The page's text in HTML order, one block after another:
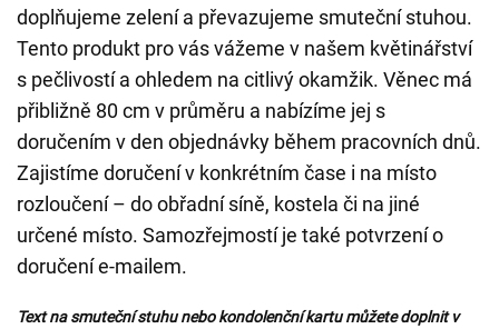
doplňujeme zelení a převazujeme smuteční stuhou.
Tento produkt pro vás vážeme v našem květinářství
s pečlivostí a ohledem na citlivý okamžik. Věnec má
přibližně 80 cm v průměru a nabízíme jej s
doručením v den objednávky během pracovních dnů.
Zajistíme doručení v konkrétním čase i na místo
rozloučení – do obřadní síně, kostela či na jiné
určené místo. Samozřejmostí je také potvrzení o
doručení e-mailem.
Text na smuteční stuhu nebo kondolenční kartu můžete doplnit v